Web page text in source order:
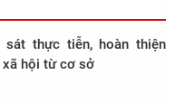
sát thực tiễn, hoàn thiện
xã hội từ cơ sở